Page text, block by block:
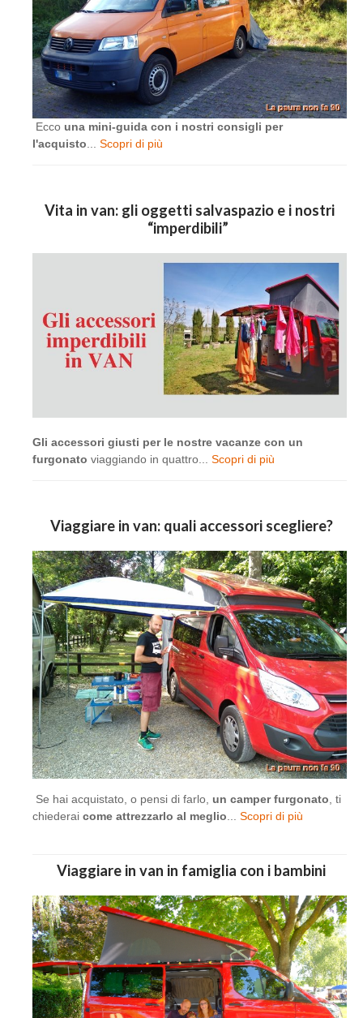
Ecco una mini-guida con i nostri consigli per
l'acquisto
Scopri di più
Vita in van: gli oggetti salvaspazio e i nostri
“imperdibili”
Gli accessori giusti per le nostre vacanze con un
furgonato viaggiando in quattro... Scopri di più
Viaggiare in van: quali accessori scegliere?
Se hai acquistato, o pensi di farlo, un camper furgonato , ti
chiederai come attrezzarlo al meglio Scopri di più
Viaggiare in van in famiglia con i bambini